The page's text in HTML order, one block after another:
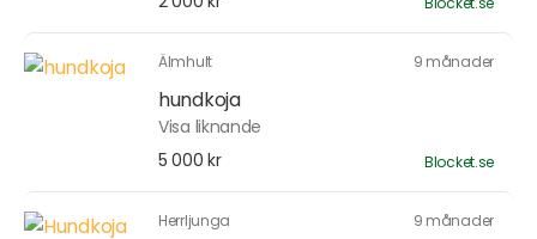
Älmhult 9 månader
hundkoja
Visa liknande
5 000 kr
Blocket.se
Herrljunga 9 månader